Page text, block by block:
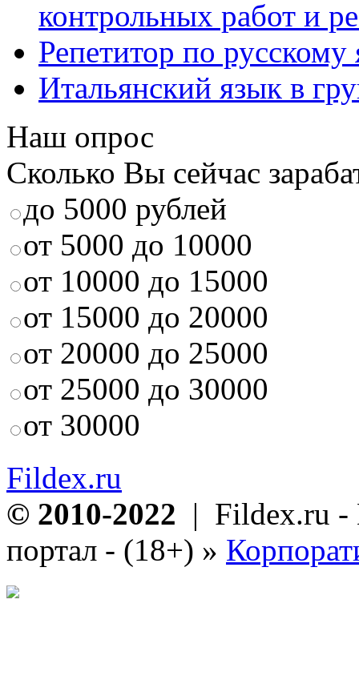
контрольных работ и
Репетитор по русскому
Итальянский язык в
Наш опрос
Сколько Вы сейчас
до 5000 рублей
от 5000 до 10000
от 10000 до 15000
от 15000 до 20000
от 20000 до 25000
от 25000 до 30000
от 30000
Fildex.ru
© 2010-2022 | Fildex.ru -
портал - (18+) »